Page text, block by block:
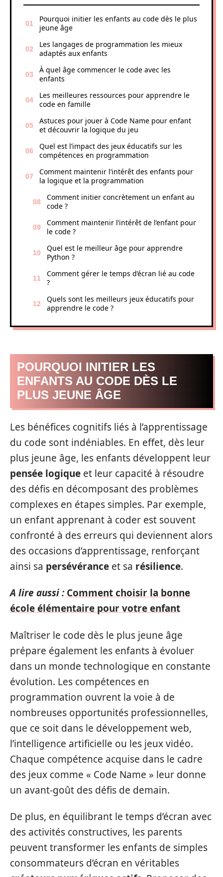
Pourquoi initier les enfants au code dès le plus
jeune âge
Les langages de programmation les mieux
adaptés aux enfants
À quel âge commencer le code avec les
enfants
Les meilleures ressources pour apprendre le
code en famille
Astuces pour jouer à Code Name pour enfant
et découvrir la logique du jeu
Quel est l’impact des jeux éducatifs sur les
compétences en programmation
Comment maintenir l’intérêt des enfants pour
la logique et la programmation
Comment initier concrètement un enfant au
code ?
Comment maintenir l’intérêt de l’enfant pour
le code ?
Quel est le meilleur âge pour apprendre
Python ?
Comment gérer le temps d’écran lié au code
?
Quels sont les meilleurs jeux éducatifs pour
apprendre le code ?
POURQUOI INITIER LES
ENFANTS AU CODE DÈS LE
PLUS JEUNE ÂGE
Les bénéfices cognitifs liés à l’apprentissage
du code sont indéniables. En effet, dès leur
plus jeune âge, les enfants développent leur
pensée logique et leur capacité à résoudre
des défis en décomposant des problèmes
complexes en étapes simples. Par exemple,
un enfant apprenant à coder est souvent
confronté à des erreurs qui deviennent alors
des occasions d’apprentissage, renforçant
ainsi sa persévérance et sa résilience.
A lire aussi : Comment choisir la bonne
école élémentaire pour votre enfant
Maîtriser le code dès le plus jeune âge
prépare également les enfants à évoluer
dans un monde technologique en constante
évolution. Les compétences en
programmation ouvrent la voie à de
nombreuses opportunités professionnelles,
que ce soit dans le développement web,
l’intelligence artificielle ou les jeux vidéo.
Chaque compétence acquise dans le cadre
des jeux comme « Code Name » leur donne
un avant-goût des défis de demain.
De plus, en équilibrant le temps d’écran avec
des activités constructives, les parents
peuvent transformer les enfants de simples
consommateurs d’écran en véritables